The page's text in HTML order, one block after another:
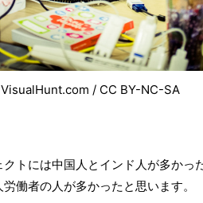
/ CC BY-NC-SA
トには中国人とインド人が多かっ
働者の人が多かったと思います。